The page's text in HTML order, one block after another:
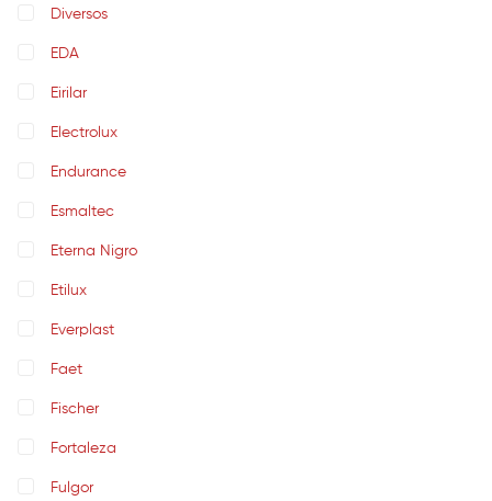
Diversos
EDA
Eirilar
Electrolux
Endurance
Esmaltec
Eterna Nigro
Etilux
Everplast
Faet
Fischer
Fortaleza
Fulgor